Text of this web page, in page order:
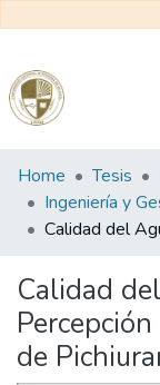
Communities
&
Collections
Statistics
Home Tesis
Calidad
de